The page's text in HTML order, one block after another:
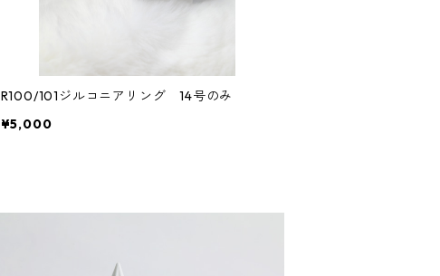
R100/101ジルコニアリング 14号のみ
¥5,000